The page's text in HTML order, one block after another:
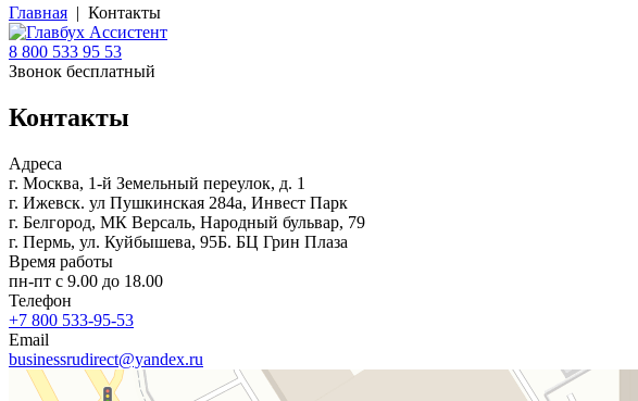
Главная | Контакты
8 800 533 95 53
Звонок бесплатный
Контакты
Адреса
г. Москва, 1-й Земельный переулок, д. 1
г. Ижевск. ул Пушкинская 284а, Инвест Парк
г. Белгород, МК Версаль, Народный бульвар, 79
г. Пермь, ул. Куйбышева, 95Б. БЦ Грин Плаза
Время работы
пн-пт с 9.00 до 18.00
Телефон
+7 800 533-95-53
Email
businessrudirect@yandex.ru